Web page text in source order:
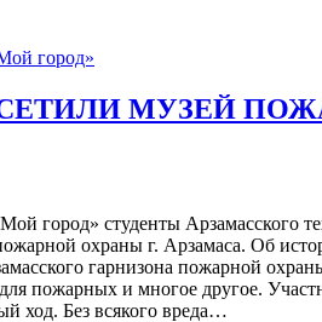
город»
МУЗЕЙ
город» студенты Арзамасского
охраны г. Арзамаса. Об
гарнизона пожарной
пожарных и многое другое.
ход. Без всякого вреда…